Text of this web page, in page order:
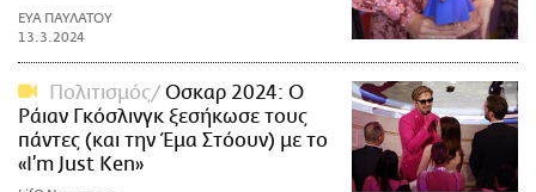
ΕΥΑ ΠΑΥΛΑΤΟΥ
13.3.2024
Πολιτισμός
Οσκαρ 2024: Ο
Ράιαν Γκόσλινγκ ξεσήκωσε τους
πάντες (και την Έμα Στόουν) με το
«I’m Just Ken»